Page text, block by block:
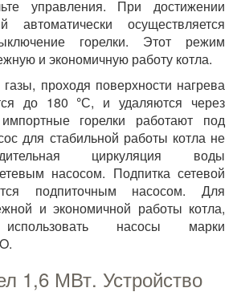
управления. При достижении
автоматически осуществляется
горелки. Этот режим
и экономичную работу котла.
проходя поверхности нагрева
до 180 °С, и удаляются через
горелки работают под
для стабильной работы котла не
циркуляция воды
насосом. Подпитка сетевой
подпиточным насосом. Для
и экономичной работы котла,
использовать насосы марки
1,6 МВт. Устройство